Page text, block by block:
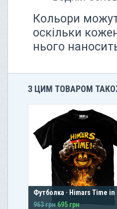
Кольори
оскільки
нього
З ЦИМ ТОВАРОМ
Футболка · Himars Time in
963 грн 695 грн